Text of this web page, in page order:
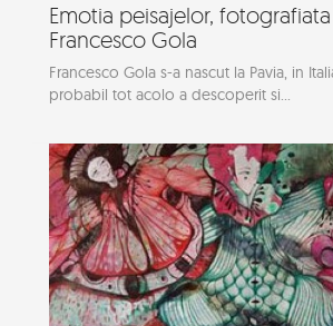
Emotia peisajelor,
Francesco Gola
Francesco Gola s-a nascut la Pavia, in
probabil tot acolo a descoperit si...